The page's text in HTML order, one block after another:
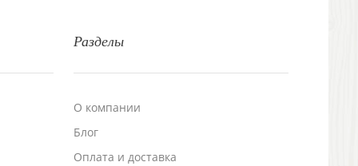
Разделы
О компании
Блог
Оплата и доставка